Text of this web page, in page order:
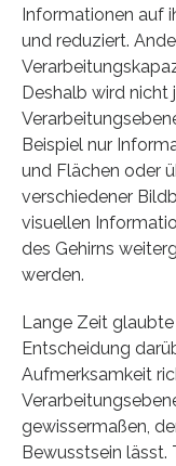
Informationen auf
und reduziert.
Deshalb wird nicht
Beispiel nur
und Flächen oder
verschiedener
visuellen
des Gehirns
werden.
Lange Zeit
Entscheidung
Aufmerksamkeit
gewissermaßen,
Bewusstsein lässt.